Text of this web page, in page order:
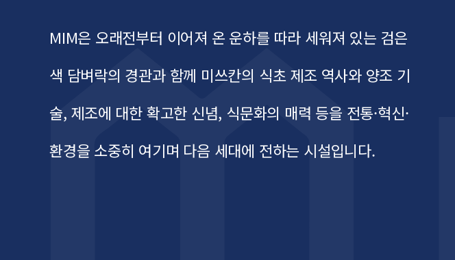
TOP
MIM이란?
숍
MIM은 오래전부터 이어져 온 운하를 따라 세워져 있는 검은
색 담벼락의 경관과 함께 미쓰칸의 식초 제조 역사와 양조 기
술, 제조에 대한 확고한 신념, 식문화의 매력 등을 전통·혁신·
환경을 소중히 여기며 다음 세대에 전하는 시설입니다.